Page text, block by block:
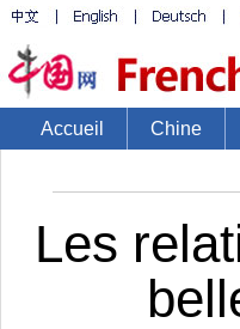
Accueil Chine
​Les